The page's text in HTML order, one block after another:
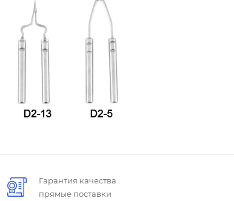
Гарантия качества
прямые поставки